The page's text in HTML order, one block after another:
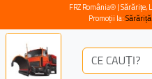
FRZ România® | Sărărițe,
Promoții la: Sărăriță